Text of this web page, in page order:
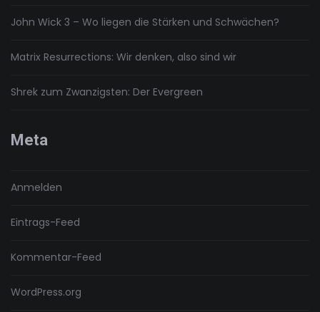
John Wick 3 – Wo liegen die Stärken und Schwächen?
Matrix Resurrections: Wir denken, also sind wir
Shrek zum Zwanzigsten: Der Evergreen
Meta
Anmelden
Eintrags-Feed
Kommentar-Feed
WordPress.org